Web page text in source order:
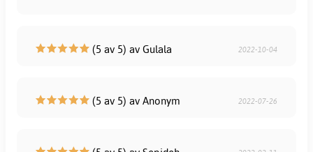
(5 av 5) av Gulala 2022-10-04
(5 av 5) av Anonym 2022-07-26